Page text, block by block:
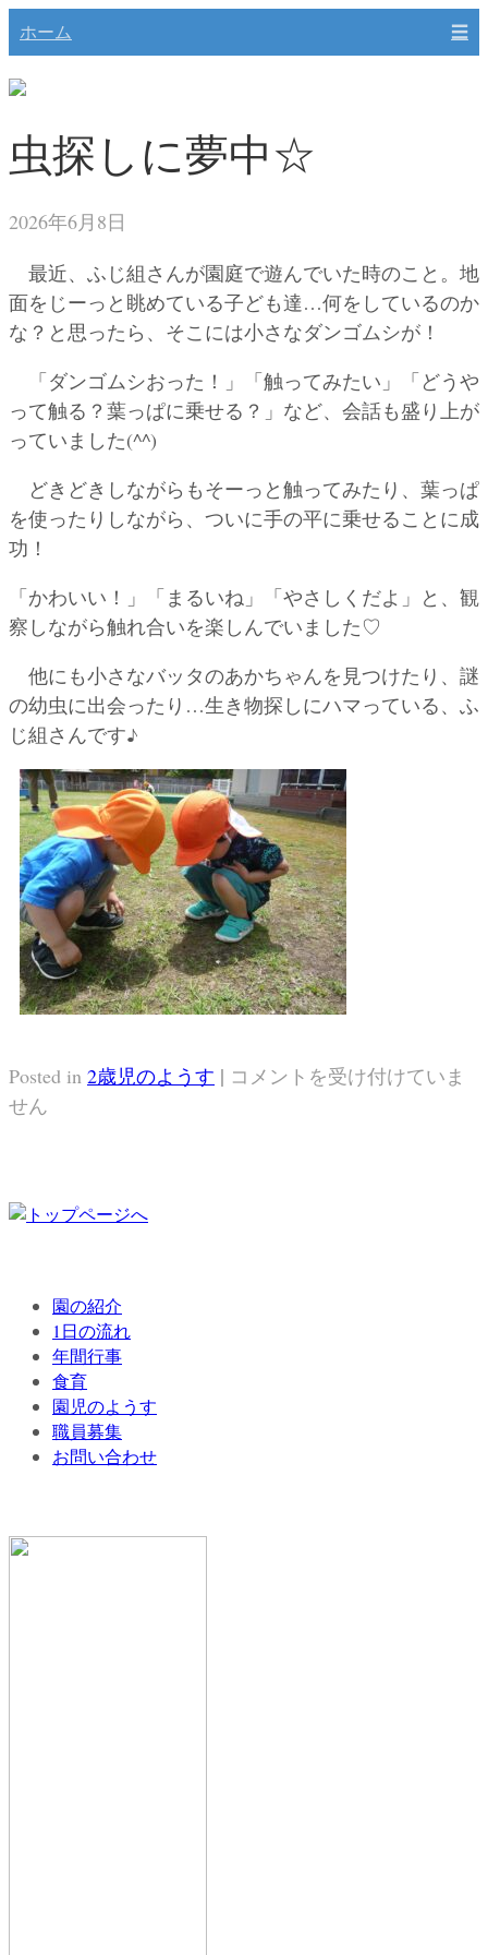
ホーム ☰
虫探しに夢中☆
2026年6月8日
最近、ふじ組さんが園庭で遊んでいた時のこと。地
面をじーっと眺めている子ども達…何をしているのか
な？と思ったら、そこには小さなダンゴムシが！
「ダンゴムシおった！」「触ってみたい」「どうや
って触る？葉っぱに乗せる？」など、会話も盛り上が
っていました(^^)
どきどきしながらもそーっと触ってみたり、葉っぱ
を使ったりしながら、ついに手の平に乗せることに成
功！
「かわいい！」「まるいね」「やさしくだよ」と、観
察しながら触れ合いを楽しんでいました♡
他にも小さなバッタのあかちゃんを見つけたり、謎
の幼虫に出会ったり…生き物探しにハマっている、ふ
じ組さんです♪
Posted in 2歳児のようす | 虫
コメントを受け付けていま
せん
園の紹介
1日の流れ
年間行事
食育
園児のようす
職員募集
お問い合わせ